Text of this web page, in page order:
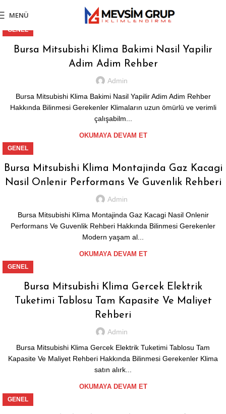
MENÜ
GENEL
Bursa Mitsubishi Klima Bakimi Nasil Yapilir
Adim Adim Rehber
Admin
Bursa Mitsubishi Klima Bakimi Nasil Yapilir Adim Adim Rehber
Hakkında Bilinmesi Gerekenler Klimaların uzun ömürlü ve verimli
çalışabilm...
OKUMAYA DEVAM ET
GENEL
Bursa Mitsubishi Klima Montajinda Gaz Kacagi
Nasil Onlenir Performans Ve Guvenlik Rehberi
Admin
Bursa Mitsubishi Klima Montajinda Gaz Kacagi Nasil Onlenir
Performans Ve Guvenlik Rehberi Hakkında Bilinmesi Gerekenler
Modern yaşam al...
OKUMAYA DEVAM ET
GENEL
Bursa Mitsubishi Klima Gercek Elektrik
Tuketimi Tablosu Tam Kapasite Ve Maliyet
Rehberi
Admin
Bursa Mitsubishi Klima Gercek Elektrik Tuketimi Tablosu Tam
Kapasite Ve Maliyet Rehberi Hakkında Bilinmesi Gerekenler Klima
satın alırk...
OKUMAYA DEVAM ET
GENEL